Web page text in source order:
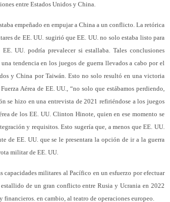
entre Estados Unidos y China.
empeñado en empujar a China a un conflicto. La retórica
de EE. UU. sugirió que EE. UU. no solo estaba listo para
UU. podría prevalecer si estallaba. Tales conclusiones
tendencia en los juegos de guerra llevados a cabo por el
y China por Taiwán. Esto no solo resultó en una victoria
Aérea de EE. UU., “no solo que estábamos perdiendo,
se hizo en una entrevista de 2021 refiriéndose a los juegos
de los EE. UU. Clinton Hinote, quien en ese momento se
y requisitos. Esto sugería que, a menos que EE. UU.
de EE. UU. que se le presentara la opción de ir a la guerra
militar de EE. UU.
militares al Pacífico en un esfuerzo por efectuar
de un gran conflicto entre Rusia y Ucrania en 2022
en cambio, al teatro de operaciones europeo.